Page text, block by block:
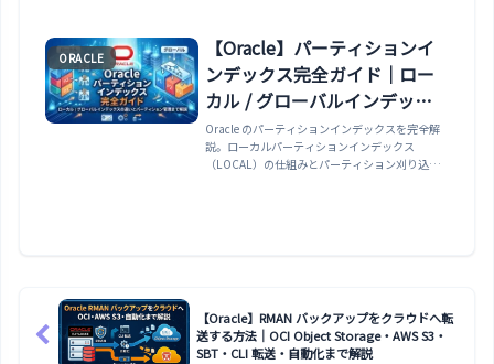
方法・DBA_CONSTRAINTS / DBA_INDEXES /
DBA_COLUMNS でテーブル定義を確認する方
法・V$ 動的パフォーマンスビューとデータディ
クショナリビューの違い・よく使うデータディク
ショナリクエリ集まで実例で解説します。
ORACLE
【Oracle】パーティションイ
ンデックス完全ガイド｜ロー
カル / グローバルインデック
スの違いとパーティション管
理まで解説
Oracle のパーティションインデックスを完全解
説。ローカルパーティションインデックス
（LOCAL）の仕組みとパーティション刈り込み
ます。
【Oracle】RMAN バックアップをクラウドへ転
送する方法｜OCI Object Storage・AWS S3・
SBT・CLI 転送・自動化まで解説